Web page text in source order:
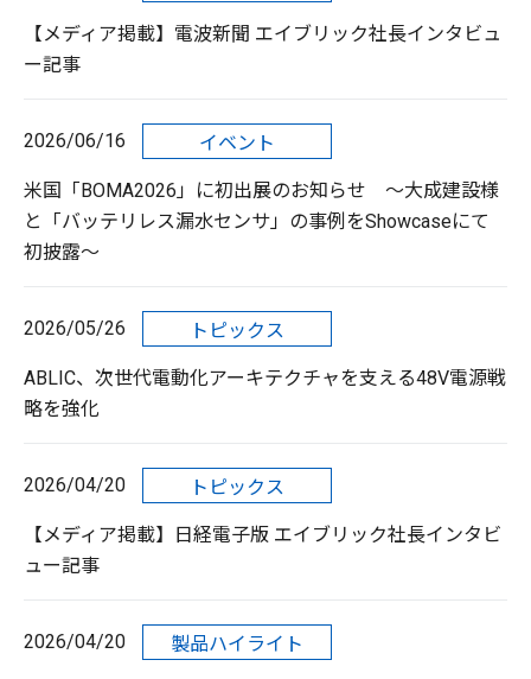
【メディア掲載】電波新聞 エイブリック社長インタビュ
ー記事
2026/06/16 イベント
米国「BOMA2026」に初出展のお知らせ 〜大成建設様
と「バッテリレス漏水センサ」の事例をShowcaseにて
初披露〜
2026/05/26 トピックス
ABLIC、次世代電動化アーキテクチャを支える48V電源戦
略を強化
2026/04/20 トピックス
【メディア掲載】日経電子版 エイブリック社長インタビ
ュー記事
2026/04/20 製品ハイライト